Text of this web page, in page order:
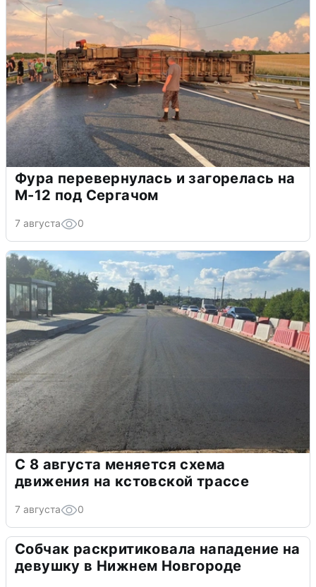
Фура перевернулась и загорелась на
М-12 под Сергачом
7 августа 0
С 8 августа меняется схема
движения на кстовской трассе
7 августа 0
Собчак раскритиковала нападение на
девушку в Нижнем Новгороде